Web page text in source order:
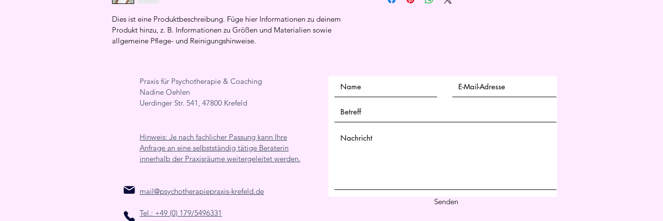
Dies ist eine Produktbeschreibung. Füge hier Informationen zu deinem
Produkt hinzu, z. B. Informationen zu Größen und Materialien sowie
allgemeine Pflege- und Reinigungshinweise.
Möglichkeit, das Vertrauen deiner Kunden zu gewinnen.
Praxis für Psychotherapie & Coaching
Nadine Oehlen
Uerdinger Str. 541, 47800 Krefeld
Hinweis: Je nach fachlicher Passung kann Ihre
Anfrage an eine selbstständig tätige Beraterin
innerhalb der Praxisräume weitergeleitet werden.
mail@psychotherapiepraxis-krefeld.de
Tel.: +49 (0) 179/5496331
Senden